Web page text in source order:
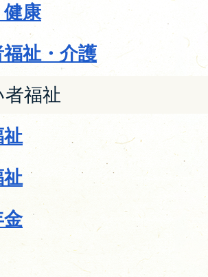
健康
祉・介護
福祉
金